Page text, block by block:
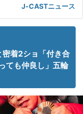
J-CASTニュース
着2ショ「付き合
ても仲良し」五輪